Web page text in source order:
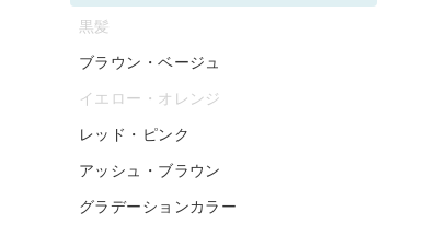
黒髪
ブラウン・ベージュ
イエロー・オレンジ
レッド・ピンク
アッシュ・ブラウン
グラデーションカラー